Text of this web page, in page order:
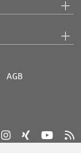
AGB